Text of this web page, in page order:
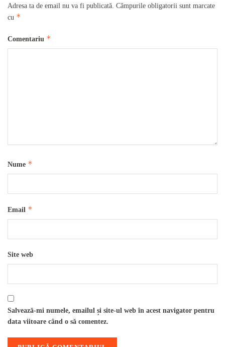
Adresa ta de email nu va fi publicată. Câmpurile obligatorii sunt marcate
cu *
Comentariu *
Nume *
Email *
Site web
Salvează-mi numele, emailul și site-ul web în acest navigator pentru
data viitoare când o să comentez.